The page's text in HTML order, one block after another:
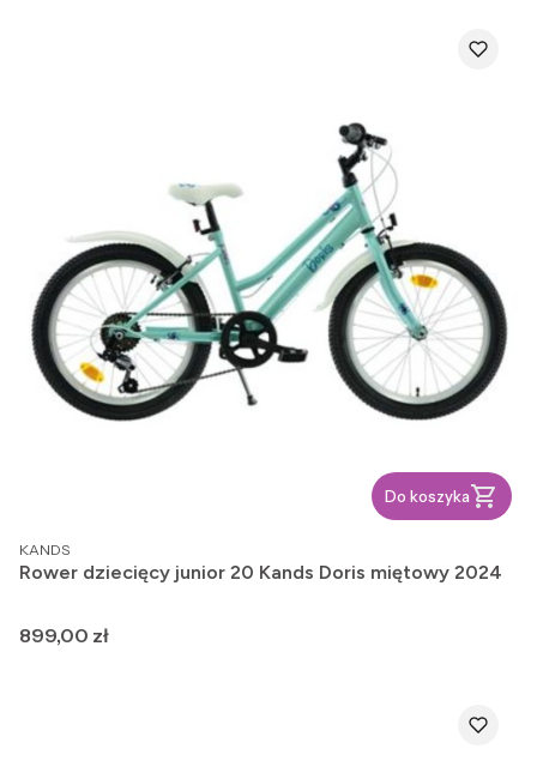
Do koszyka
PRODUCENT
KANDS
Rower dziecięcy junior 20 Kands Doris miętowy 2024
Cena
899,00 zł